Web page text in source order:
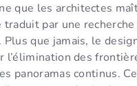
que les architectes
par une recherche
Plus que jamais, le
l’élimination des
panoramas continus.